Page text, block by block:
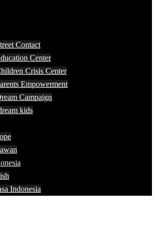
Contact
Center
Crisis Center
Empowerment
Campaign
kids
Indonesia